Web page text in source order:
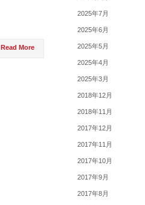
Read More
2025年7月
2025年6月
2025年5月
2025年4月
2025年3月
2018年12月
2018年11月
2017年12月
2017年11月
2017年10月
2017年9月
2017年8月